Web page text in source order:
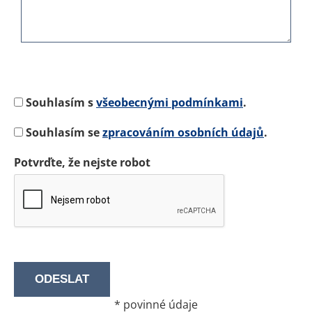
Souhlasím svšeobecnými podmínkami.
Souhlasím sezpracováním osobních údajů.
Potvrďte, že nejste robot
* povinné údaje